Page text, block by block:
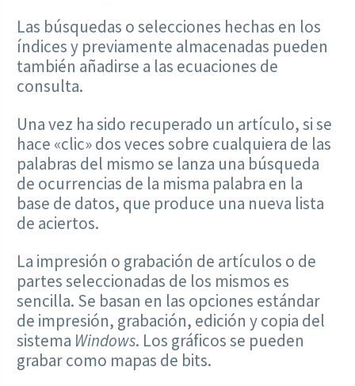
Las búsquedas o selecciones hechas en los
índices y previamente almacenadas pueden
también añadirse a las ecuaciones de
consulta.
Una vez ha sido recuperado un artículo, si se
hace «clic» dos veces sobre cualquiera de las
palabras del mismo se lanza una búsqueda
de ocurrencias de la misma palabra en la
base de datos, que produce una nueva lista
de aciertos.
La impresión o grabación de artículos o de
partes seleccionadas de los mismos es
sencilla. Se basan en las opciones estándar
de impresión, grabación, edición y copia del
sistema Windows. Los gráficos se pueden
grabar como mapas de bits.